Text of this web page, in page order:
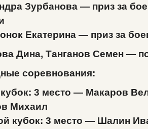
Зурбанова — приз за
Екатерина — приз за
Дина, Танганов Семен —
соревнования:
3 место — Макаров
Михаил
кубок: 3 место — Шалин